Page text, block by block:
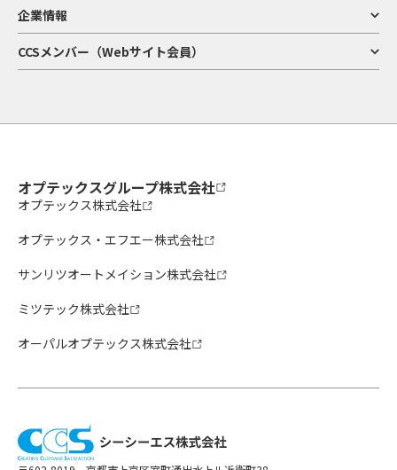
企業情報
CCSメンバー（Webサイト会員）
オプテックスグループ株式会社
オプテックス株式会社
オプテックス・エフエー株式会社
サンリツオートメイション株式会社
ミツテック株式会社
オーパルオプテックス株式会社